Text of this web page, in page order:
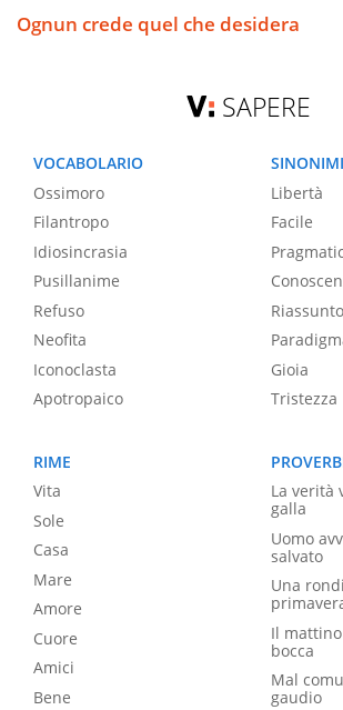
Ognun crede quel che desidera
SAPERE
VOCABOLARIO
Ossimoro
Filantropo
Idiosincrasia
Pusillanime
Refuso
Neofita
Iconoclasta
Apotropaico
Libertà
Facile
Riassunto
Gioia
Tristezza
RIME
Vita
Sole
Casa
Mare
Amore
Cuore
Amici
Bene
La verità
galla
Uomo
salvato
Una
Il
bocca
Mal
gaudio